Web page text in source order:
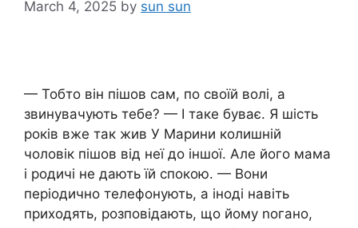
March 4, 2025 by sun sun
— Тобто він пішов сам, по своїй волі, а
звинувачують тебе? — І таке буває. Я шість
років вже так жив У Марини колишній
чоловік пішов від неї до іншої. Але його мама
і родичі не дають їй спокою. — Вони
періодично телефонують, а іноді навіть
приходять, розповідають, що йому nогано,